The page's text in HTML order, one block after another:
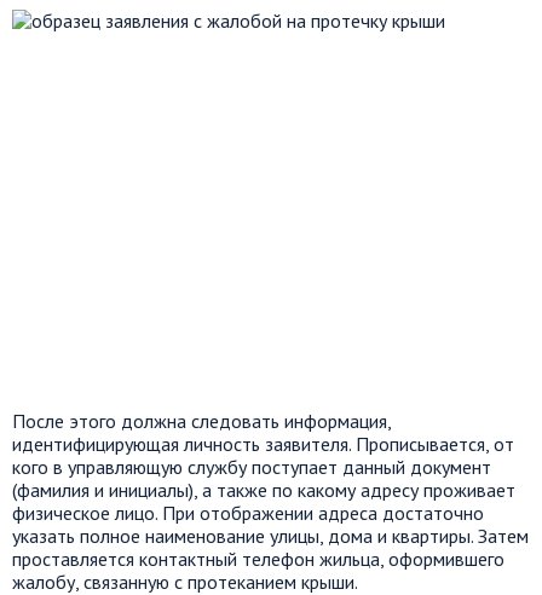
После этого должна следовать информация,
идентифицирующая личность заявителя. Прописывается, от
кого в управляющую службу поступает данный документ
(фамилия и инициалы), а также по какому адресу проживает
физическое лицо. При отображении адреса достаточно
указать полное наименование улицы, дома и квартиры. Затем
проставляется контактный телефон жильца, оформившего
жалобу, связанную с протеканием крыши.